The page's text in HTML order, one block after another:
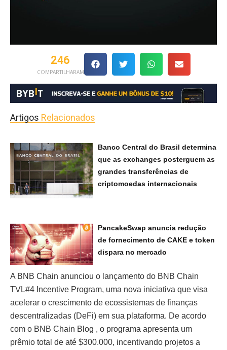
COMPARTILHARAM
246
Artigos Relacionados
Banco Central do Brasil determina
que as exchanges posterguem as
grandes transferências de
criptomoedas internacionais
PancakeSwap anuncia redução
de fornecimento de CAKE e token
dispara no mercado
A BNB Chain anunciou o lançamento do BNB Chain
TVL#4 Incentive Program, uma nova iniciativa que visa
acelerar o crescimento de ecossistemas de finanças
descentralizadas (DeFi) em sua plataforma. De acordo
com o BNB Chain Blog , o programa apresenta um
prêmio total de até $300.000, incentivando projetos a